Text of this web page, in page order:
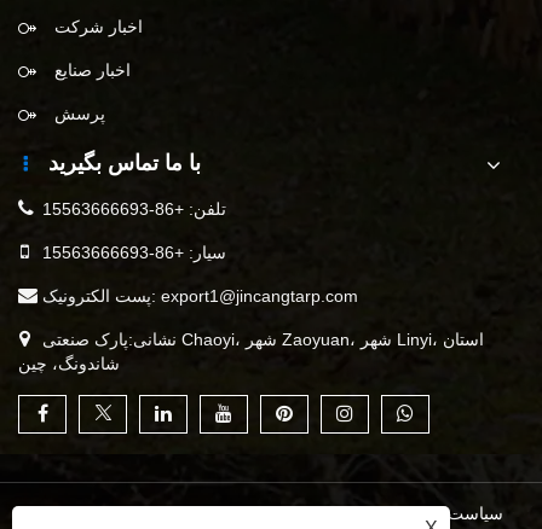
اخبار شرکت
اخبار صنایع
پرسش
با ما تماس بگیرید
تلفن: +86-15563666693
سیار: +86-15563666693
پست الکترونیک: export1@jincangtarp.com
نشانی:پارک صنعتی Chaoyi، شهر Zaoyuan، شهر Linyi، استان
شاندونگ، چین
Links | Sitemap | RSS | XML | سیاست حفظ حریم خصوصی